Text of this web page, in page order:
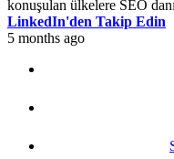
konuşulan ülkelere SEO
LinkedIn'den Takip Edin
5 months ago